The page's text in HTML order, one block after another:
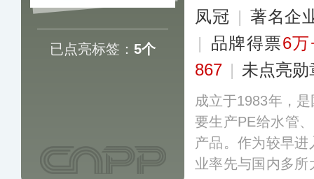
已点亮标签： 5个
凤冠 | 著名企
| 品牌得票6万
867 | 未点亮勋
成立于1983年，
要生产PE给水管
产品。作为较早
业率先与国内多